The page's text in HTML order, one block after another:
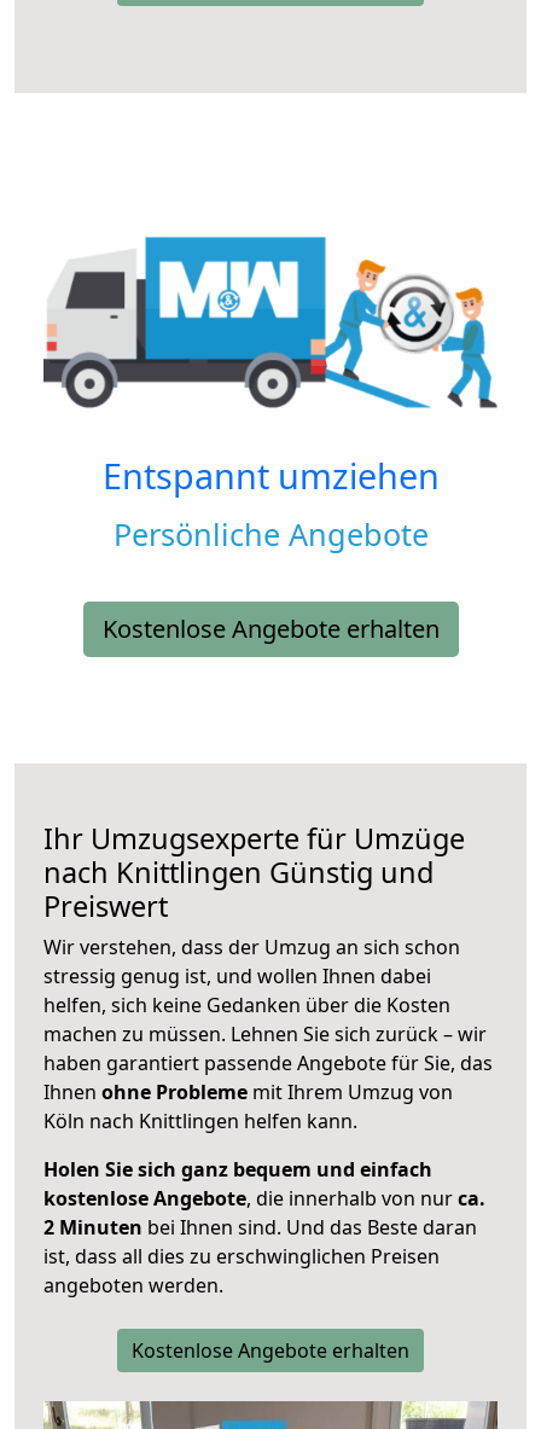
Entspannt umziehen
Persönliche Angebote
Kostenlose Angebote erhalten
Ihr Umzugsexperte für Umzüge
nach Knittlingen Günstig und
Preiswert
Wir verstehen, dass der Umzug an sich schon
stressig genug ist, und wollen Ihnen dabei
helfen, sich keine Gedanken über die Kosten
machen zu müssen. Lehnen Sie sich zurück – wir
haben garantiert passende Angebote für Sie, das
Ihnen ohne Probleme mit Ihrem Umzug von
Köln nach Knittlingen helfen kann.
Holen Sie sich ganz bequem und einfach
kostenlose Angebote, die innerhalb von nurca.
2 Minuten bei Ihnen sind. Und das Beste daran
ist, dass all dies zu erschwinglichen Preisen
angeboten werden.
Kostenlose Angebote erhalten